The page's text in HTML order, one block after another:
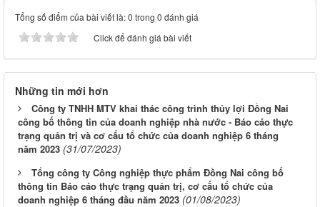
Tổng số điểm của bài viết là: 0 trong 0 đánh giá
Click để đánh giá bài viết
Những tin mới hơn
Công ty TNHH MTV khai thác công trình thủy lợi Đồng Nai
công bố thông tin của doanh nghiệp nhà nước - Báo cáo thực
trạng quản trị và cơ cấu tổ chức của doanh nghiệp 6 tháng
năm 2023 (31/07/2023)
Tổng công ty Công nghiệp thực phẩm Đồng Nai công bố
thông tin Báo cáo thực trạng quản trị, cơ cấu tổ chức của
doanh nghiệp 6 tháng đầu năm 2023 (01/08/2023)